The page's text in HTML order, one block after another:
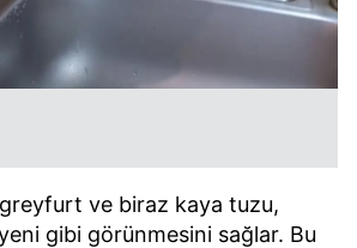
ve biraz kaya tuzu,
gibi görünmesini sağlar. Bu